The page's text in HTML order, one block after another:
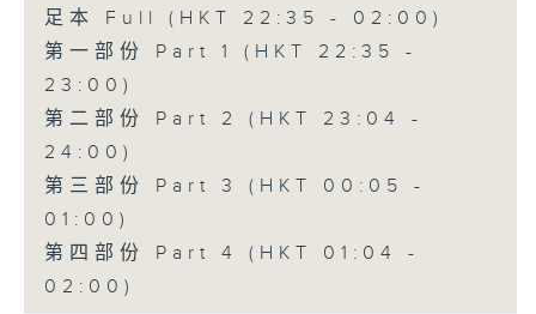
足本 Full (HKT 22:35 - 02:00)
第一部份 Part 1 (HKT 22:35 -
23:00)
第二部份 Part 2 (HKT 23:04 -
24:00)
第三部份 Part 3 (HKT 00:05 -
01:00)
第四部份 Part 4 (HKT 01:04 -
02:00)